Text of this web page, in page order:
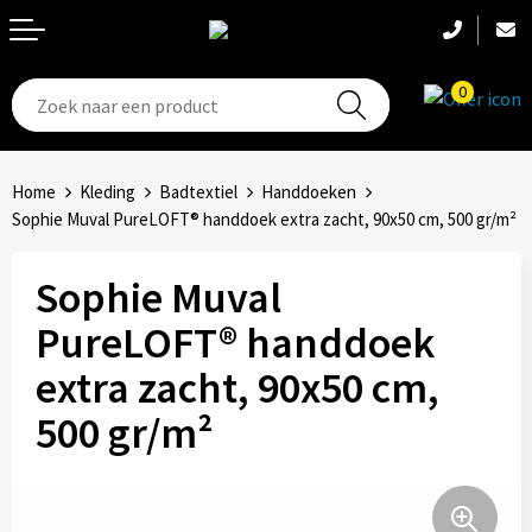
0
T-Shirts
Broeken en shorts
Schoenen
Badtextiel
Jassen
Hoeden
Hoofdbanden
Bandanas
Accessoires
Aanstekers
Anti-stress
Elektronica, Gadgets en USB
Feestartikelen
Fitness
Home Kleding Badtextiel
Handdoeken
Sophie Muval PureLOFT® handdoek extra zacht, 90x50 cm, 500 gr/m²
Sophie Muval
PureLOFT® handdoek
extra zacht, 90x50 cm,
500 gr/m²